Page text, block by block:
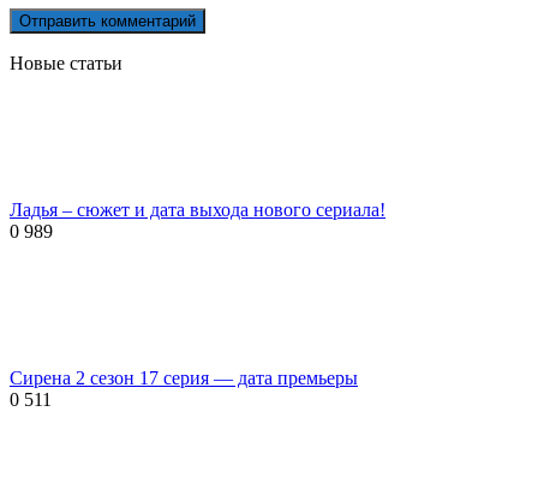
Новые статьи
Ладья – сюжет и дата выхода нового сериала!
0 989
Сирена 2 сезон 17 серия — дата премьеры
0 511